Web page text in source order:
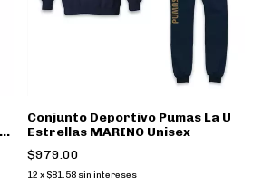
Conjunto Deportivo Pumas La U
Estrellas MARINO Unisex
$979.00
12 x $81.58 sin intereses